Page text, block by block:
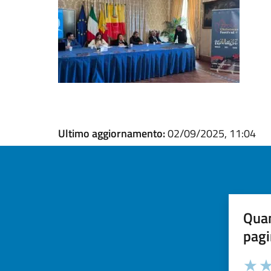
Ultimo aggiornamento:02/09/2025, 11:04
Valuta